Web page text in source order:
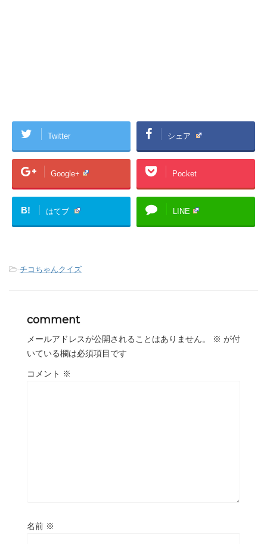
Twitter シェア
Google+ Pocket
B! はてブ LINE
-チコちゃんクイズ
comment
メールアドレスが公開されることはありません。 ※ が付
いている欄は必須項目です
コメント ※
名前 ※